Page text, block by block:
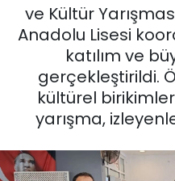
ve Kültür
Anadolu Lisesi
katılım ve
gerçekleştirildi.
kültürel
yarışma,
EĞİTİM
MAGAZİN
SAĞLIK
SPOR
Son Dakika
Haber Arşivi